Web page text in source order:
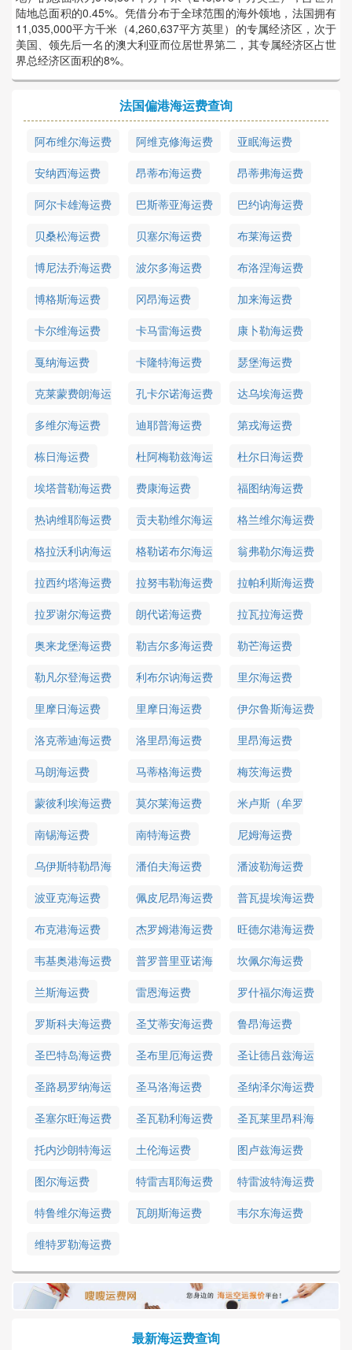
陆地总面积的0.45%。凭借分布于全球范围的海外领地，法国拥有
11,035,000平方千米（4,260,637平方英里）的专属经济区，次于
美国、领先后一名的澳大利亚而位居世界第二，其专属经济区占世
界总经济区面积的8%。
法国偏港海运费查询
阿布维尔海运费 阿维克修海运费
亚眠海运费
安纳西海运费
昂蒂布海运费
昂蒂弗海运费
阿尔卡雄海运费
巴斯蒂亚海运费
巴约讷海运费
贝桑松海运费
贝塞尔海运费
布莱海运费
博尼法乔海运费
波尔多海运费
布洛涅海运费
博格斯海运费
冈昂海运费
加来海运费
卡尔维海运费
卡马雷海运费
康卜勒海运费
戛纳海运费
卡隆特海运费
瑟堡海运费
克莱蒙费朗海运
孔卡尔诺海运费
达乌埃海运费
多维尔海运费
迪耶普海运费
第戎海运费
栋日海运费
杜阿梅勒兹海运
杜尔日海运费
埃塔普勒海运费
费康海运费
福图纳海运费
热讷维耶海运费
贡夫勒维尔海运
费
格兰维尔海运费
格拉沃利讷海运
费
格勒诺布尔海运
费
翁弗勒尔海运费
拉西约塔海运费
拉努韦勒海运费
拉帕利斯海运费
拉罗谢尔海运费
朗代诺海运费
拉瓦拉海运费
奥来龙堡海运费
勒吉尔多海运费
勒芒海运费
勒凡尔登海运费
利布尔讷海运费
里尔海运费
里摩日海运费
里摩日海运费
伊尔鲁斯海运费
洛克蒂迪海运费
洛里昂海运费
里昂海运费
马朗海运费
马蒂格海运费
梅茨海运费
蒙彼利埃海运费
莫尔莱海运费
米卢斯（牟罗
兹）海运费
南锡海运费 南特海运费
尼姆海运费
乌伊斯特勒昂海
运费
潘伯夫海运费
潘波勒海运费
波亚克海运费
佩皮尼昂海运费
普瓦提埃海运费
布克港海运费
杰罗姆港海运费
旺德尔港海运费
韦基奥港海运费
普罗普里亚诺海
运费
坎佩尔海运费
兰斯海运费
雷恩海运费
罗什福尔海运费
罗斯科夫海运费
圣艾蒂安海运费
鲁昂海运费
圣巴特岛海运费
圣布里厄海运费
圣让德吕兹海运
圣路易罗纳海运
圣马洛海运费
圣纳泽尔海运费
圣塞尔旺海运费
圣瓦勒利海运费
圣瓦莱里昂科海
托内沙朗特海运
土伦海运费
图卢兹海运费
图尔海运费
特雷吉耶海运费
特雷波特海运费
特鲁维尔海运费
瓦朗斯海运费
韦尔东海运费
维特罗勒海运费
最新海运费查询